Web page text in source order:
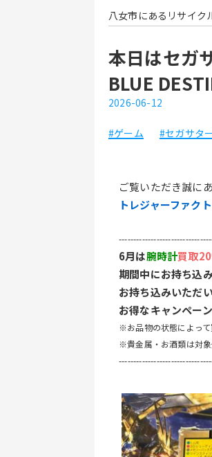
八女市にあるリサイク
本日はセガ
BLUE
2026-06-12
#ゲーム #セガサタ
ご覧いただき誠に
トレジャーファク
6月は腕時計買取
期間中にお持ち込
お持ち込みいただ
お得なキャンペー
※お品物の状態によって
※貴金属・お酒類は対象